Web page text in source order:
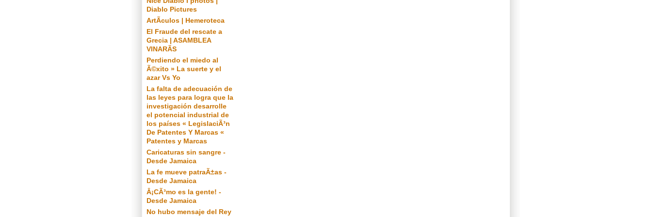
Diablo Pictures
ArtÃ­culos | Hemeroteca
El Fraude del rescate a
Grecia | ASAMBLEA
VINARÃS
Perdiendo el miedo al
Ã©xito » La suerte y el
azar Vs Yo
La falta de adecuación de
las leyes para logra que la
investigación desarrolle
el potencial industrial de
los países « LegislaciÃ³n
De Patentes Y Marcas «
Patentes y Marcas
Caricaturas sin sangre -
Desde Jamaica
La fe mueve patraÃ±as -
Desde Jamaica
Â¡CÃ³mo es la gente! -
Desde Jamaica
No hubo mensaje del Rey